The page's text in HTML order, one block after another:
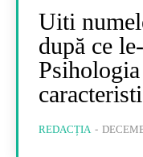
Uiti
după ce
REDACȚIA -